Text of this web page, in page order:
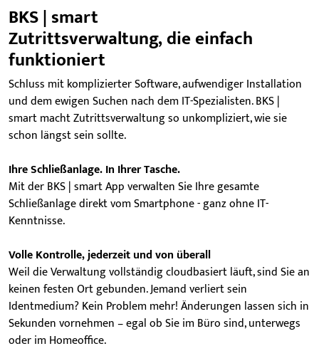
BKS | smart
Zutrittsverwaltung, die einfach
funktioniert
Schluss mit komplizierter Software, aufwendiger Installation
und dem ewigen Suchen nach dem IT-Spezialisten. BKS |
smart macht Zutrittsverwaltung so unkompliziert, wie sie
schon längst sein sollte.
Ihre Schließanlage. In Ihrer Tasche.
Mit der BKS | smart App verwalten Sie Ihre gesamte
Schließanlage direkt vom Smartphone - ganz ohne IT-
Kenntnisse.
Volle Kontrolle, jederzeit und von überall
Weil die Verwaltung vollständig cloudbasiert läuft, sind Sie an
keinen festen Ort gebunden. Jemand verliert sein
Identmedium? Kein Problem mehr! Änderungen lassen sich in
Sekunden vornehmen – egal ob Sie im Büro sind, unterwegs
oder im Homeoffice.